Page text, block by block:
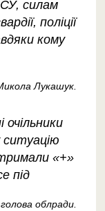
силам
поліції
кому
Лукашук.
очільники
ситуацію
«+»
під
облради.